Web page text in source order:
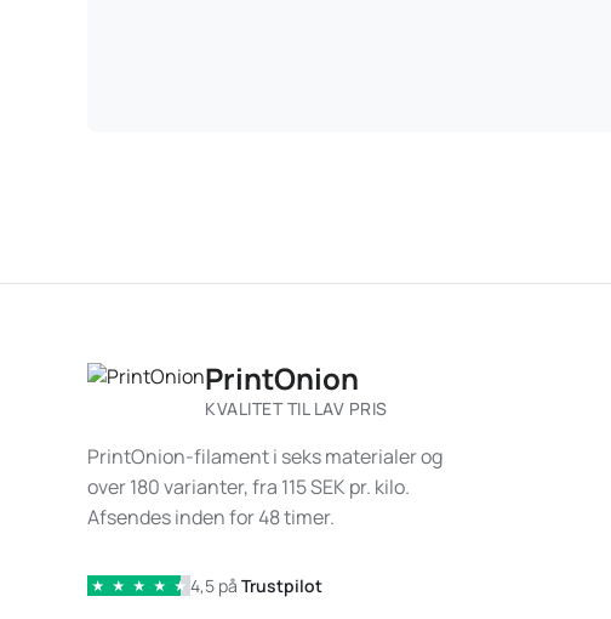
PrintOnion
KVALITET TIL LAV PRIS
PrintOnion-filament i seks materialer og
over 180 varianter, fra 115 SEK pr. kilo.
Afsendes inden for 48 timer.
★ ★ ★ ★ ★ 4,5 på Trustpilot